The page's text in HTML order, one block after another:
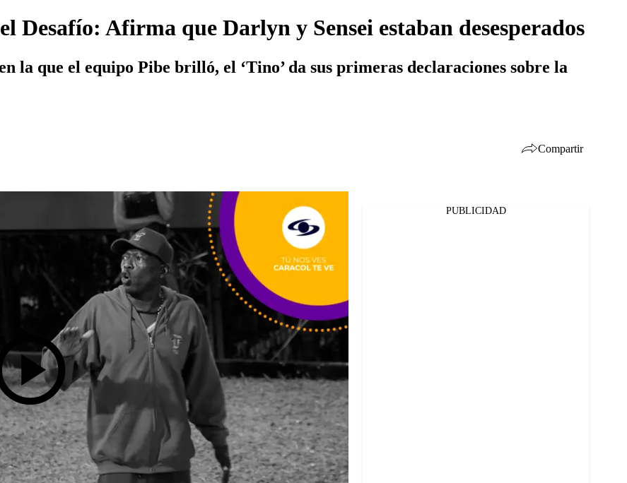
Desafío: Afirma que Darlyn y Sensei estaban desesperados
la que el equipo Pibe brilló, el ‘Tino’ da sus primeras declaraciones sobre la
Compartir
PUBLICIDAD